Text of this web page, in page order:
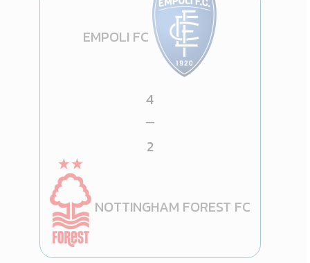
EMPOLI FC
4
—
2
NOTTINGHAM FOREST FC